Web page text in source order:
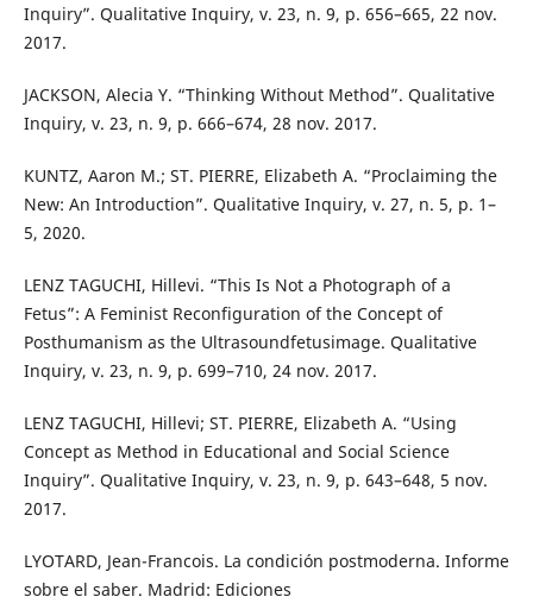
Inquiry”. Qualitative Inquiry, v. 23, n. 9, p. 656–665, 22 nov.
2017.
JACKSON, Alecia Y. “Thinking Without Method”. Qualitative
Inquiry, v. 23, n. 9, p. 666–674, 28 nov. 2017.
KUNTZ, Aaron M.; ST. PIERRE, Elizabeth A. “Proclaiming the
New: An Introduction”. Qualitative Inquiry, v. 27, n. 5, p. 1–
5, 2020.
LENZ TAGUCHI, Hillevi. “This Is Not a Photograph of a
Fetus”: A Feminist Reconfiguration of the Concept of
Posthumanism as the Ultrasoundfetusimage. Qualitative
Inquiry, v. 23, n. 9, p. 699–710, 24 nov. 2017.
LENZ TAGUCHI, Hillevi; ST. PIERRE, Elizabeth A. “Using
Concept as Method in Educational and Social Science
Inquiry”. Qualitative Inquiry, v. 23, n. 9, p. 643–648, 5 nov.
2017.
LYOTARD, Jean-Francois. La condición postmoderna. Informe
sobre el saber. Madrid: Ediciones